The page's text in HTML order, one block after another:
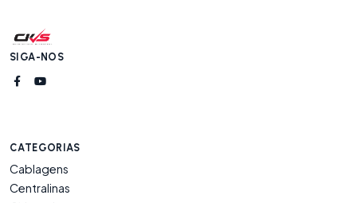
SIGA-NOS
CATEGORIAS
Cablagens
Centralinas